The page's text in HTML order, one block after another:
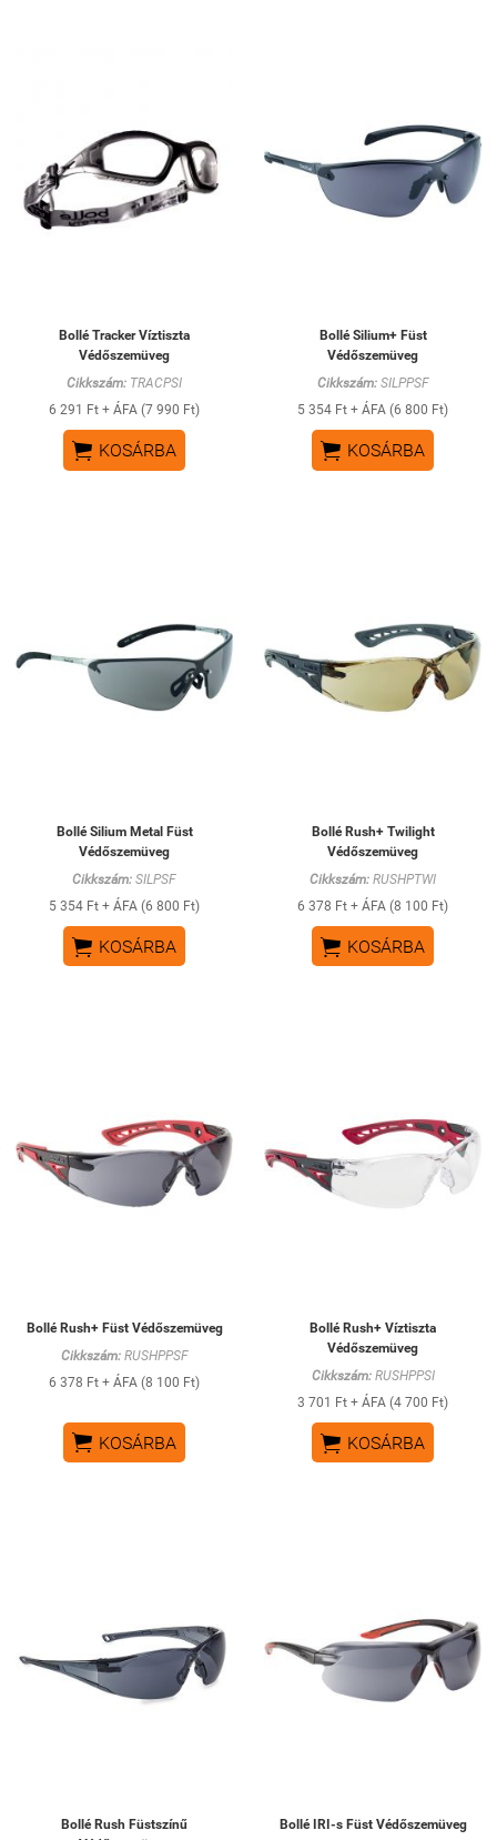
Bollé Tracker Víztiszta
Védőszemüveg
Cikkszám: TRACPSI
6 291 Ft + ÁFA (7 990 Ft)
 KOSÁRBA
Bollé Silium+ Füst
Védőszemüveg
Cikkszám:SILPPSF
5 354 Ft + ÁFA (6 800 Ft)
 KOSÁRBA
Bollé Silium Metal Füst
Védőszemüveg
Cikkszám: SILPSF
5 354 Ft + ÁFA (6 800 Ft)
 KOSÁRBA
Bollé Rush+ Twilight
Védőszemüveg
Cikkszám: RUSHPTWI
6 378 Ft + ÁFA (8 100 Ft)
 KOSÁRBA
Bollé Rush+ Füst Védőszemüveg
Cikkszám:RUSHPPSF
6 378 Ft + ÁFA (8 100 Ft)
 KOSÁRBA
Bollé Rush+ Víztiszta
Védőszemüveg
Cikkszám:RUSHPPSI
3 701 Ft + ÁFA (4 700 Ft)
 KOSÁRBA
Bollé Rush Füstszínű
Bollé IRI-s Füst Védőszemüveg